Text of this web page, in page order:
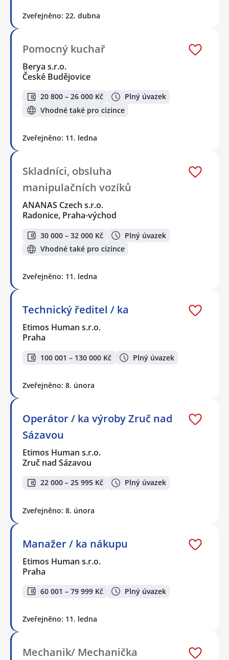
Zveřejněno: 22. dubna
Pomocný kuchař
Berya s.r.o.
České Budějovice
20 800 – 26 000 Kč
Plný úvazek
Vhodné také pro cizince
Zveřejněno: 11. ledna
Skladníci, obsluha
manipulačních vozíků
ANANAS Czech s.r.o.
Radonice, Praha-východ
30 000 – 32 000 Kč
Plný úvazek
Vhodné také pro cizince
Zveřejněno: 11. ledna
Technický ředitel / ka
Etimos Human s.r.o.
Praha
100 001 – 130 000 Kč Plný úvazek
Zveřejněno: 8. února
Operátor / ka výroby Zruč nad
Sázavou
Etimos Human s.r.o.
Zruč nad Sázavou
22 000 – 25 995 Kč Plný úvazek
Zveřejněno: 8. února
Manažer / ka nákupu
Etimos Human s.r.o.
Praha
60 001 – 79 999 Kč Plný úvazek
Zveřejněno: 11. ledna
Mechanik/ Mechanička